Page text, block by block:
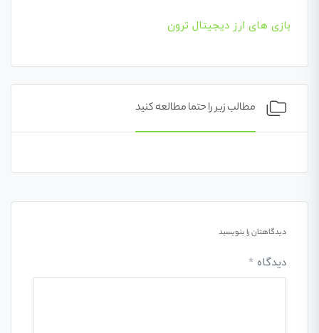
بازی های ارز دیجیتال ترون
مطالب زیر را حتما مطالعه کنید
دیدگاهتان را بنویسید
دیدگاه *